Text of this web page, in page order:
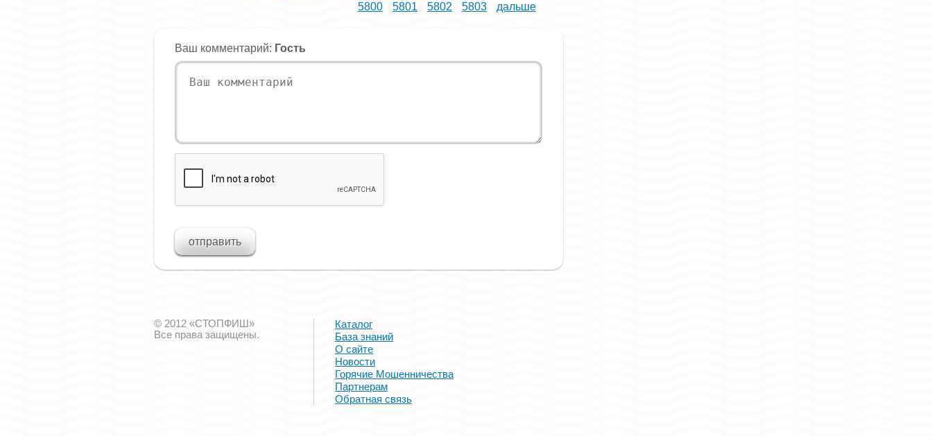
5800
5801 5802 5803 дальше
Ваш комментарий: Гость
© 2012 «СТОПФИШ»
Все права защищены.
Каталог
База знаний
О сайте
Новости
Горячие Мошенничества
Партнерам
Обратная связь